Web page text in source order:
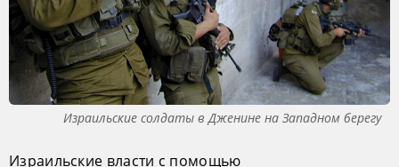
Израильские солдаты в Дженине на Западном берегу
Израильские власти с помощью